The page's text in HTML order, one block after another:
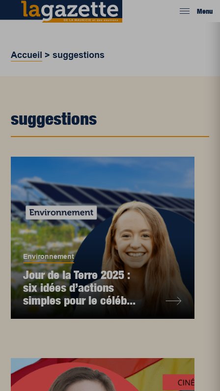
Menu
Accueil >suggestions
suggestions
Environnement
Jour de la Terre 2025 :
six idées d’actions
simples pour le céléb...